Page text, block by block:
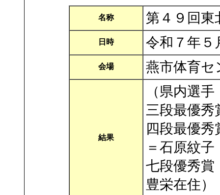
名称 第４９回東
日時 令和７年５
会場 燕市体育セ
結果
（県内選
三段最優秀
四段最優
＝石原紋子
七段優秀
豊栄在住）